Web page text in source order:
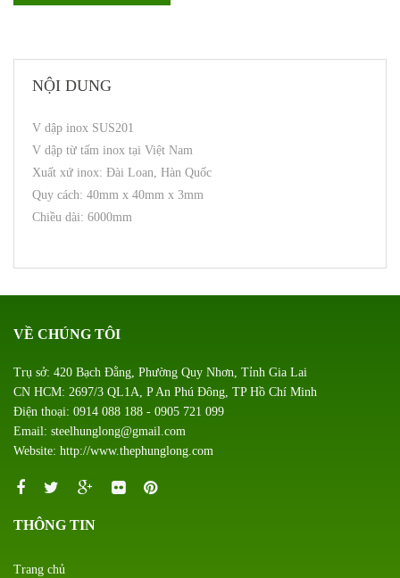
NỘI DUNG
V dập inox SUS201
V dập từ tấm inox tại Việt Nam
Xuất xứ inox: Đài Loan, Hàn Quốc
Quy cách: 40mm x 40mm x 3mm
Chiều dài: 6000mm
VỀ CHÚNG TÔI
Trụ sở: 420 Bạch Đằng, Phường Quy Nhơn, Tỉnh Gia Lai
CN HCM: 2697/3 QL1A, P An Phú Đông, TP Hồ Chí Minh
Điện thoại: 0914 088 188 - 0905 721 099
Email: steelhunglong@gmail.com
Website: http://www.thephunglong.com
THÔNG TIN
Trang chủ